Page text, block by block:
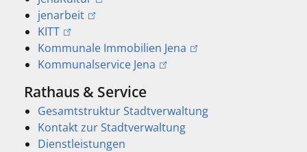
jenarbeit
KITT
Kommunale Immobilien Jena
Kommunalservice Jena
Rathaus & Service
Gesamtstruktur Stadtverwaltung
Kontakt zur Stadtverwaltung
Dienstleistungen